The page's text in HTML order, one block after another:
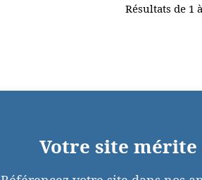
Résultats de 1
Votre site